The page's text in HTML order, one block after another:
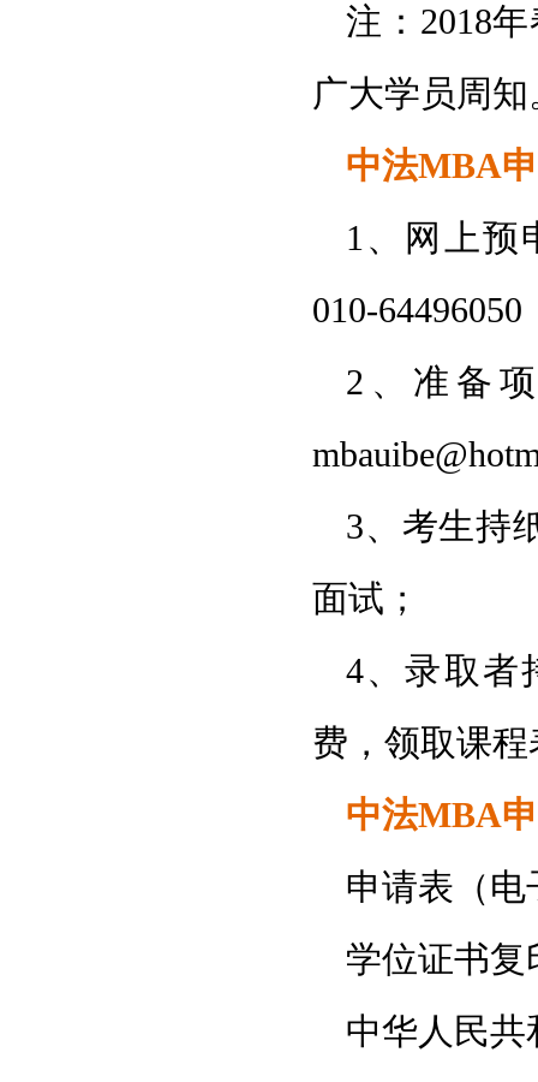
注：2018
广大学员周知
中法MBA
1、网上预
010-64496050
2、准备
3、考生持
面试；
4、录取者
费，领取课程
中法MBA
申请表（
学位证书
中华人民